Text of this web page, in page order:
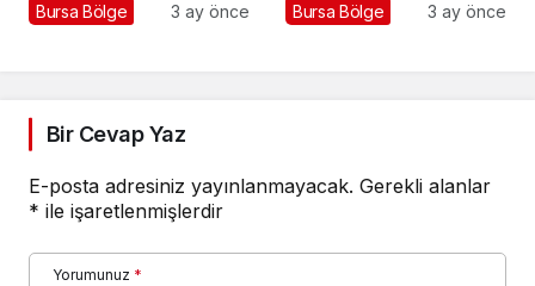
Bursa Bölge 3 ay önce Bursa Bölge 3 ay önce
Bir Cevap Yaz
E-posta adresiniz yayınlanmayacak. Gerekli alanlar
* ile işaretlenmişlerdir
Yorumunuz *